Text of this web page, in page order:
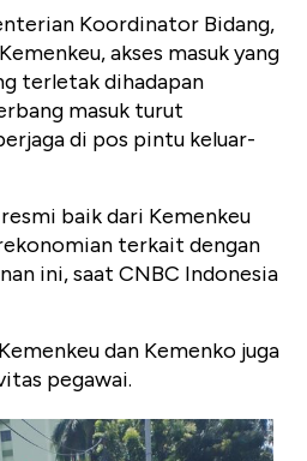
Koordinator Bidang,
akses masuk yang
terletak dihadapan
masuk turut
di pos pintu keluar-
baik dari Kemenkeu
terkait dengan
ini, saat CNBC Indonesia
dan Kemenko juga
pegawai.